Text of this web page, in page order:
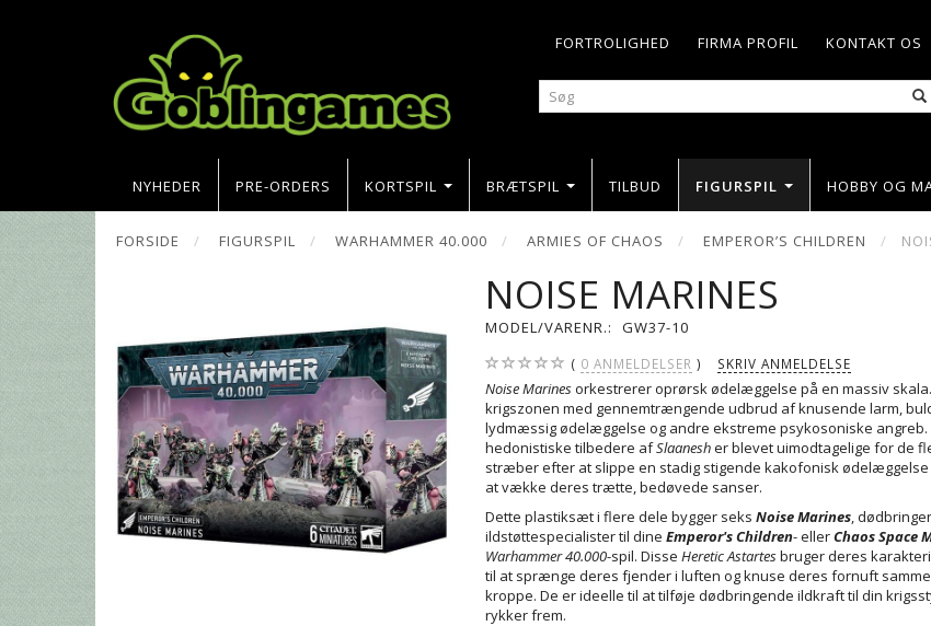
KONTAKT OS
FIRMA PROFIL
FORTROLIGHED
NYHEDER PRE-ORDERS KORTSPIL BRÆTSPIL TILBUD FIGURSPIL HOBBY OG
FORSIDE FIGURSPIL WARHAMMER 40.000 ARMIES OF CHAOS EMPEROR’S CHILDREN
NOISE MARINES
MODEL/VARENR.: GW37-10
0 ANMELDELSER SKRIV ANMELDELSE
Noise Marinesorkestrerer oprørsk ødelæggelse på en massiv
krigszonen med gennemtrængende udbrud af knusende larm,
lydmæssig ødelæggelse og andre ekstreme psykosoniske angreb.
hedonistiske tilbedere afSlaanesher blevet uimodtagelige for de
stræber efter at slippe en stadig stigende kakofonisk ødelæggelse
at vække deres trætte, bedøvede sanser.
Dette plastiksæt i flere dele bygger seksNoise Marines ,
ildstøttespecialister til dineEmperor's Children- ellerChaos Space
Warhammer 40.000-spil. DisseHeretic Astartesbruger deres
til at sprænge deres fjender i luften og knuse deres fornuft
kroppe. De er ideelle til at tilføje dødbringende ildkraft til din
rykker frem.